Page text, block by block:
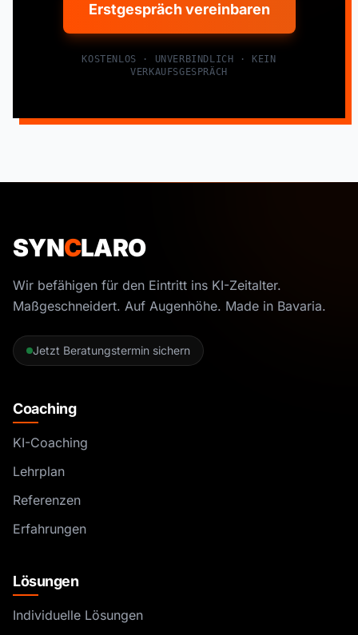
Erstgespräch vereinbaren
KOSTENLOS · UNVERBINDLICH · KEIN
VERKAUFSGESPRÄCH
SYNCLARO
Wir befähigen für den Eintritt ins KI-Zeitalter.
Maßgeschneidert. Auf Augenhöhe. Made in Bavaria.
Jetzt Beratungstermin sichern
Coaching
KI-Coaching
Lehrplan
Referenzen
Erfahrungen
Lösungen
Individuelle Lösungen